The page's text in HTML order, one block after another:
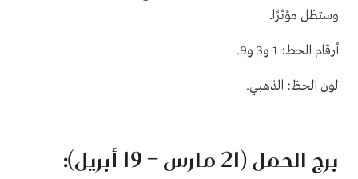
وستظل مؤثرًا.
أرقام الحظ: 1 و3 و9.
لون الحظ: الذهبي.
برج الحمل (21 مارس – 19 أبريل):